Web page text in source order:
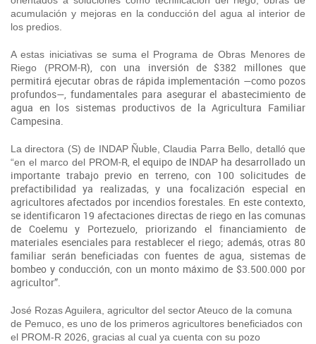
acumulación y mejoras en la conducción del agua al interior de
los predios.
A estas iniciativas se suma el Programa de Obras Menores de
Riego (PROM‑R), con una inversión de $382 millones que
permitirá ejecutar obras de rápida implementación —como pozos
profundos—, fundamentales para asegurar el abastecimiento de
agua en los sistemas productivos de la Agricultura Familiar
Campesina.
La directora (S) de INDAP Ñuble, Claudia Parra Bello, detalló que
“en el marco del PROM‑R, el equipo de INDAP ha desarrollado un
importante trabajo previo en terreno, con 100 solicitudes de
prefactibilidad ya realizadas, y una focalización especial en
agricultores afectados por incendios forestales. En este contexto,
se identificaron 19 afectaciones directas de riego en las comunas
de Coelemu y Portezuelo, priorizando el financiamiento de
materiales esenciales para restablecer el riego; además, otras 80
familiar serán beneficiadas con fuentes de agua, sistemas de
bombeo y conducción, con un monto máximo de $3.500.000 por
agricultor”.
José Rozas Aguilera, agricultor del sector Ateuco de la comuna
de Pemuco, es uno de los primeros agricultores beneficiados con
el PROM-R 2026, gracias al cual ya cuenta con su pozo